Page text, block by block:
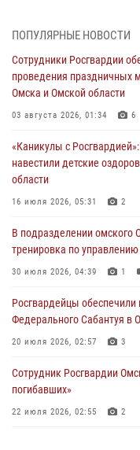
Росгвардия обеспечила
29 июля 2026, 01:49
Росгвардейцы приняли
Руси в Омске
При содействии спецназа
миграционного
27 июля 2026, 07:54
Росгвардия обеспечила
Омске
27 июля 2026, 01:42
ПОПУЛЯРНЫЕ НОВОСТИ
Сотрудники Росгвардии
проведения праздничных
Омска и Омской области
03 августа 2026, 01:34 6
«Каникулы с
навестили детские
области
16 июля 2026, 05:31 2
В подразделении
тренировка по
30 июля 2026, 04:39 1
Росгвардейцы
Федерального Сабантуя в
20 июля 2026, 02:57 3
Сотрудник Росгвардии
погибавших»
22 июля 2026, 02:55 2